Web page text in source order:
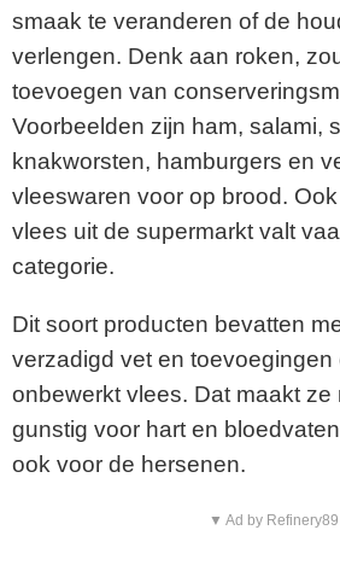
smaak te veranderen of de
verlengen. Denk aan roken,
toevoegen van
Voorbeelden zijn ham, salami,
knakworsten, hamburgers en
vleeswaren voor op brood.
vlees uit de supermarkt valt
categorie.
Dit soort producten bevatten
verzadigd vet en toevoegingen
onbewerkt vlees. Dat maakt ze
gunstig voor hart en
ook voor de hersenen.
▼ Ad by Refinery89